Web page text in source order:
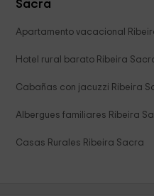
Sacra
Apartamento vacacional
Hotel rural barato Ribeira
Cabañas con jacuzzi Ribeira
Albergues familiares Ribeira
Casas Rurales Ribeira Sacra